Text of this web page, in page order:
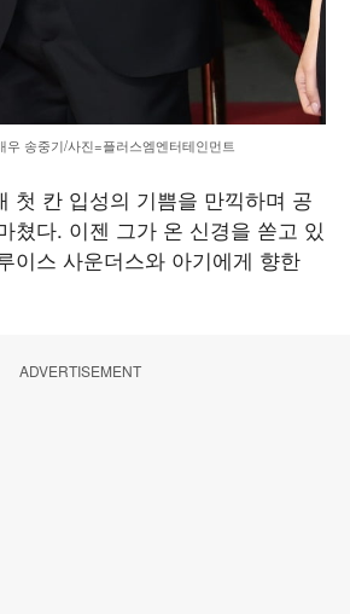
우 송중기/사진=플러스엠엔터테인먼트
첫 칸 입성의 기쁨을 만끽하며 공
쳤다. 이젠 그가 온 신경을 쏟고 있
이스 사운더스와 아기에게 향한
ADVERTISEMENT